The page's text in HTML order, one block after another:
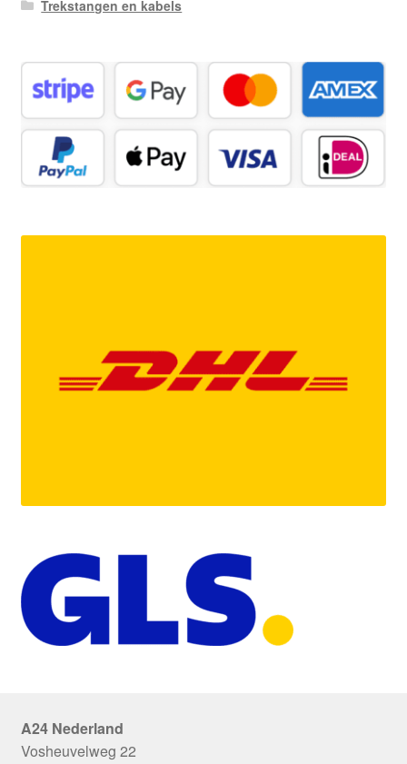
Trekstangen en kabels
A24 Nederland
Vosheuvelweg 22